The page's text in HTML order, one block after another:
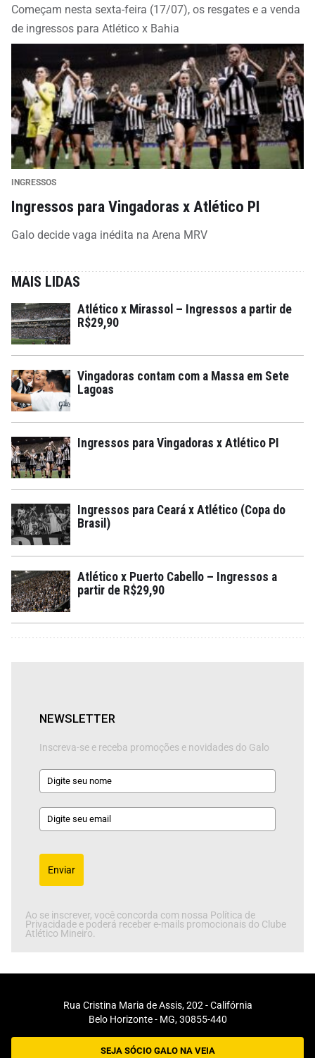
Começam nesta sexta-feira (17/07), os resgates e a venda
de ingressos para Atlético x Bahia
INGRESSOS
Ingressos para Vingadoras x Atlético PI
Galo decide vaga inédita na Arena MRV
MAIS LIDAS
Atlético x Mirassol – Ingressos a partir de
R$29,90
Vingadoras contam com a Massa em Sete
Lagoas
Ingressos para Vingadoras x Atlético PI
Ingressos para Ceará x Atlético (Copa do
Brasil)
Atlético x Puerto Cabello – Ingressos a
partir de R$29,90
NEWSLETTER
Inscreva-se e receba promoções e novidades do Galo
Enviar
Ao se inscrever, você concorda com nossa Política de
Privacidade e poderá receber e-mails promocionais do Clube
Atlético Mineiro.
Rua Cristina Maria de Assis, 202 - Califórnia
Belo Horizonte - MG, 30855-440
SEJA SÓCIO GALO NA VEIA